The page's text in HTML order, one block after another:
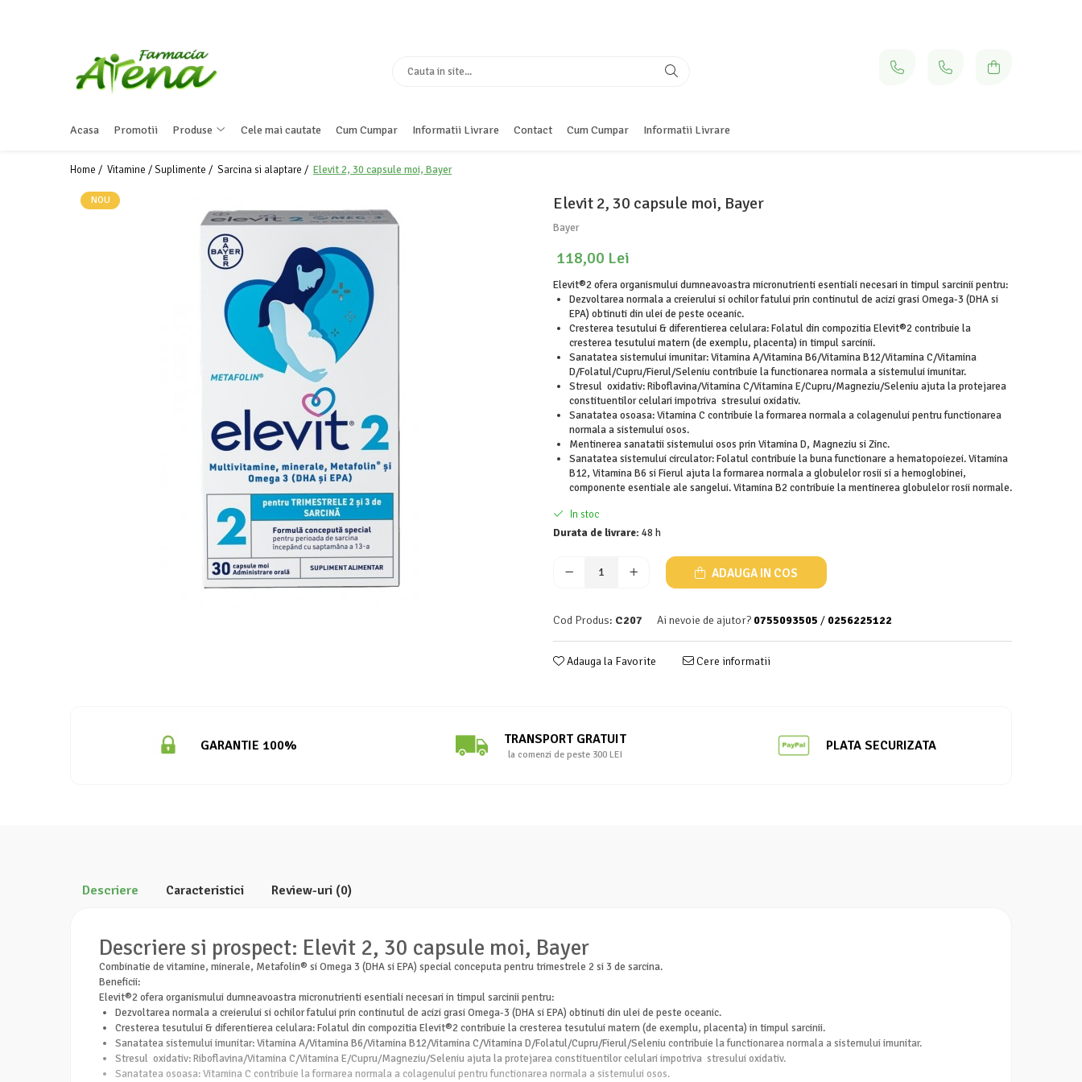
Ingrijire & igiena personala
Acasa Promotii Produse Cele mai cautate Cum Cumpar Informatii Livrare Contact Cum Cumpar Informatii Livrare
Home / Vitamine / Suplimente / Sarcina si alaptare / Elevit 2, 30 capsule moi, Bayer
Elevit 2, 30 capsule moi, Bayer
Bayer
NOU
118,00 Lei
Elevit®2 ofera organismului dumneavoastra micronutrienti esentiali necesari in timpul sarcinii pentru:
Dezvoltarea normala a creierului si ochilor fatului prin continutul de acizi grasi Omega-3 (DHA si
EPA) obtinuti din ulei de peste oceanic.
Cresterea tesutului & diferentierea celulara: Folatul din compozitia Elevit®2 contribuie la
cresterea tesutului matern (de exemplu, placenta) in timpul sarcinii.
Sanatatea sistemului imunitar: Vitamina A/Vitamina B6/Vitamina B12/Vitamina C/Vitamina
D/Folatul/Cupru/Fierul/Seleniu contribuie la functionarea normala a sistemului imunitar.
Stresul oxidativ: Riboflavina/Vitamina C/Vitamina E/Cupru/Magneziu/Seleniu ajuta la protejarea
constituentilor celulari impotriva stresului oxidativ.
Sanatatea osoasa: Vitamina C contribuie la formarea normala a colagenului pentru functionarea
normala a sistemului osos.
Mentinerea sanatatii sistemului osos prin Vitamina D, Magneziu si Zinc.
Sanatatea sistemului circulator: Folatul contribuie la buna functionare a hematopoiezei. Vitamina
B12, Vitamina B6 si Fierul ajuta la formarea normala a globulelor rosii si a hemoglobinei,
componente esentiale ale sangelui. Vitamina B2 contribuie la mentinerea globulelor rosii normale.
In stoc
Durata de livrare: 48 h
ADAUGA IN COS
Cod Produs: C207 Ai nevoie de ajutor? 0755093505 / 0256225122
Adauga la Favorite Cere informatii
GARANTIE 100% TRANSPORT GRATUIT
la comenzi de peste 300 LEI
PLATA SECURIZATA
Descriere Caracteristici Review-uri (0)
Descriere si prospect: Elevit 2, 30 capsule moi, Bayer
Combinatie de vitamine, minerale, Metafolin® si Omega 3 (DHA si EPA) special conceputa pentru trimestrele 2 si 3 de sarcina.
Beneficii:
Elevit®2 ofera organismului dumneavoastra micronutrienti esentiali necesari in timpul sarcinii pentru:
Dezvoltarea normala a creierului si ochilor fatului prin continutul de acizi grasi Omega-3 (DHA si EPA) obtinuti din ulei de peste oceanic.
Cresterea tesutului & diferentierea celulara: Folatul din compozitia Elevit®2 contribuie la cresterea tesutului matern (de exemplu, placenta) in timpul sarcinii.
Sanatatea sistemului imunitar: Vitamina A/Vitamina B6/Vitamina B12/Vitamina C/Vitamina D/Folatul/Cupru/Fierul/Seleniu contribuie la functionarea normala a sistemului imunitar.
Stresul oxidativ: Riboflavina/Vitamina C/Vitamina E/Cupru/Magneziu/Seleniu ajuta la protejarea constituentilor celulari impotriva stresului oxidativ.
Sanatatea osoasa: Vitamina C contribuie la formarea normala a colagenului pentru functionarea normala a sistemului osos.